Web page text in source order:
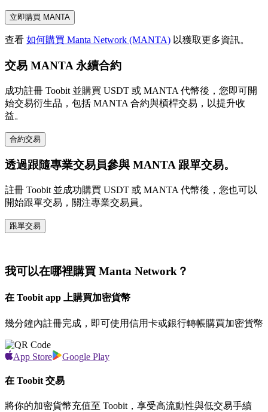
立即購買 MANTA
查看 如何購買 Manta Network (MANTA) 以獲取更多資訊。
交易 MANTA 永續合約
成功註冊 Toobit 並購買 USDT 或 MANTA 代幣後，您即可開
始交易衍生品，包括 MANTA 合約與槓桿交易，以提升收
益。
合約交易
透過跟隨專業交易員參與 MANTA 跟單交易。
註冊 Toobit 並成功購買 USDT 或 MANTA 代幣後，您也可以
開始跟單交易，關注專業交易員。
跟單交易
我可以在哪裡購買 Manta Network？
在 Toobit app 上購買加密貨幣
幾分鐘內註冊完成，即可使用信用卡或銀行轉帳購買加密貨幣
App Store Google Play
在 Toobit 交易
將你的加密貨幣充值至 Toobit，享受高流動性與低交易手續